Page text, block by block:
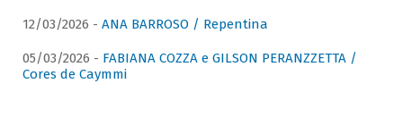
12/03/2026 - ANA BARROSO / Repentina
05/03/2026 - FABIANA COZZA e GILSON PERANZZETTA /
Cores de Caymmi